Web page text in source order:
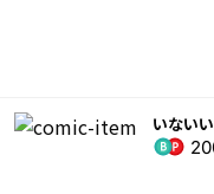
いない